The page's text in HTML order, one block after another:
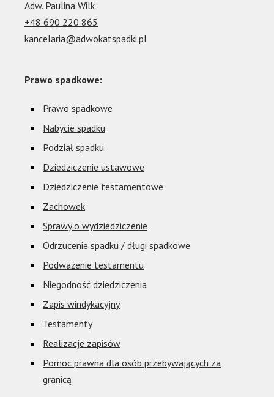
Adw. Paulina Wilk
+48 690 220 865
kancelaria@adwokatspadki.pl
Prawo spadkowe:
Prawo spadkowe
Nabycie spadku
Podział spadku
Dziedziczenie ustawowe
Dziedziczenie testamentowe
Zachowek
Sprawy o wydziedziczenie
Odrzucenie spadku / długi spadkowe
Podważenie testamentu
Niegodność dziedziczenia
Zapis windykacyjny
Testamenty
Realizacje zapisów
Pomoc prawna dla osób przebywających za
granicą